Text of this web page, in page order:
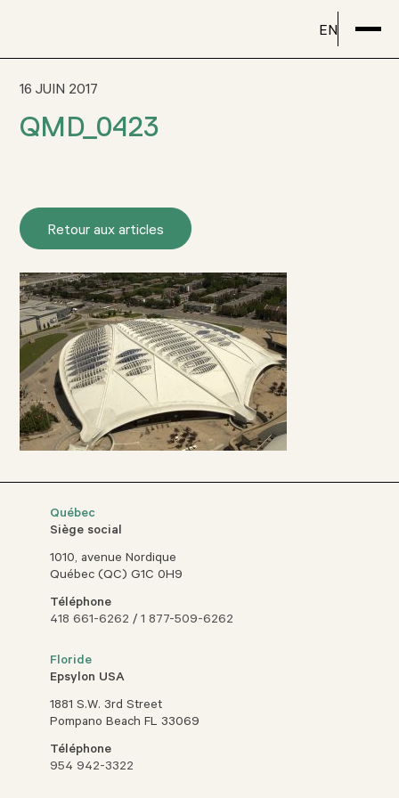
EN
16 JUIN 2017
QMD_0423
Retour aux articles
Québec
Siège social
1010, avenue Nordique
Québec (QC) G1C 0H9
Téléphone
418 661-6262 /1 877-509-6262
Floride
Epsylon USA
1881 S.W. 3rd Street
Pompano Beach FL 33069
Téléphone
954 942-3322